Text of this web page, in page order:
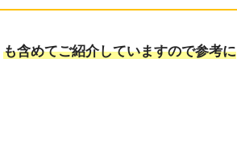
も含めてご紹介していますので参考に